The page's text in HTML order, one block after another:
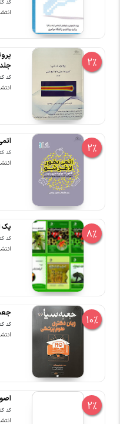
کد کتاب
2%
کد کتاب
2% کد کتاب
8%
پک
کد کتاب
10% کد کتاب
2% کد کتاب